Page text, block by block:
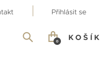
Přihlásit se
KOŠÍK
0